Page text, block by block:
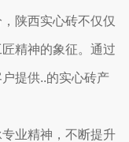
陕西实心砖不仅仅
精神的象征。通过
提供..的实心砖产
业精神，不断提升